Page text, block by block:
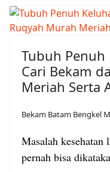
Tubuh Penuh
Cari Bekam
Meriah Serta
Bekam Batam Bengkel
Masalah
pernah bisa